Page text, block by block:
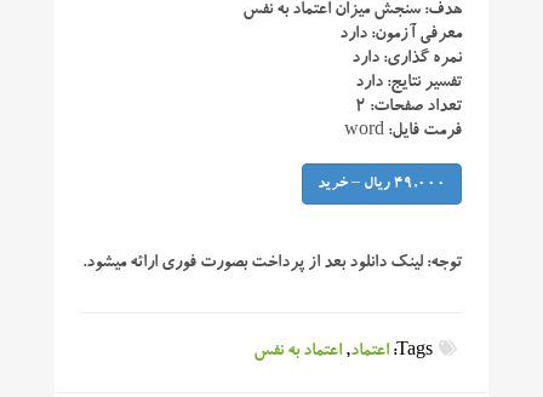
هدف: سنجش میزان اعتماد به نفس
معرفی آزمون: دارد
نمره گذاری: دارد
تفسیر نتایج: دارد
تعداد صفحات: ۲
فرمت فایل: word
49,000 ریال – خرید
توجه: لینک دانلود بعد از پرداخت بصورت فوری ارائه میشود.
Tags: اعتماد,اعتماد به نفس